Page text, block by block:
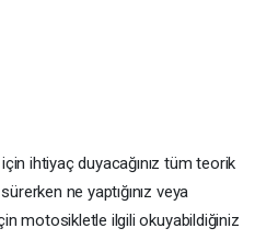
ihtiyaç duyacağınız tüm teorik
ne yaptığınız veya
için motosikletle ilgili okuyabildiğiniz